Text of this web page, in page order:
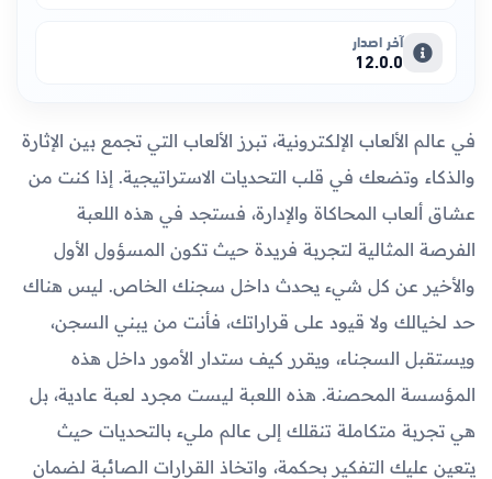
آخر اصدار
12.0.0
في عالم الألعاب الإلكترونية، تبرز الألعاب التي تجمع بين الإثارة
والذكاء وتضعك في قلب التحديات الاستراتيجية. إذا كنت من
عشاق ألعاب المحاكاة والإدارة، فستجد في هذه اللعبة
الفرصة المثالية لتجربة فريدة حيث تكون المسؤول الأول
والأخير عن كل شيء يحدث داخل سجنك الخاص. ليس هناك
حد لخيالك ولا قيود على قراراتك، فأنت من يبني السجن،
ويستقبل السجناء، ويقرر كيف ستدار الأمور داخل هذه
المؤسسة المحصنة. هذه اللعبة ليست مجرد لعبة عادية، بل
هي تجربة متكاملة تنقلك إلى عالم مليء بالتحديات حيث
يتعين عليك التفكير بحكمة، واتخاذ القرارات الصائبة لضمان